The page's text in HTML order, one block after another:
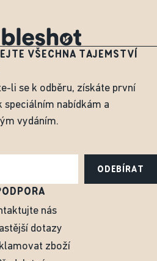
VŠECHNA TAJEMSTVÍ
li se k odběru, získáte první
speciálním nabídkám a
vydáním.
ODEBÍRAT
nás
dotazy
zboží